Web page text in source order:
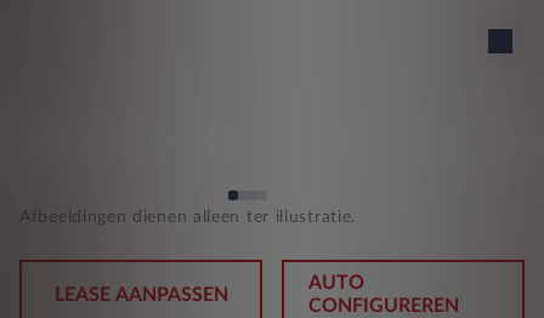
Afbeeldingen dienen alleen ter illustratie.
LEASE AANPASSEN
AUTO
CONFIGUREREN